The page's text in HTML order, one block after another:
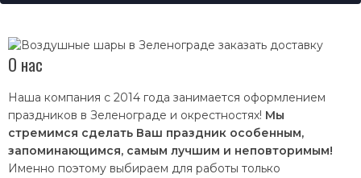
О нас
Наша компания с 2014 года занимается оформлением
праздников в Зеленограде и окрестностях! Мы
стремимся сделать Ваш праздник особенным,
запоминающимся, самым лучшим и неповторимым!
Именно поэтому выбираем для работы только